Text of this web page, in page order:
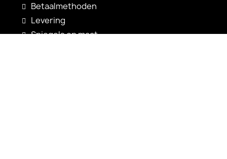
Betaalmethoden
Levering
Spiegels op maat